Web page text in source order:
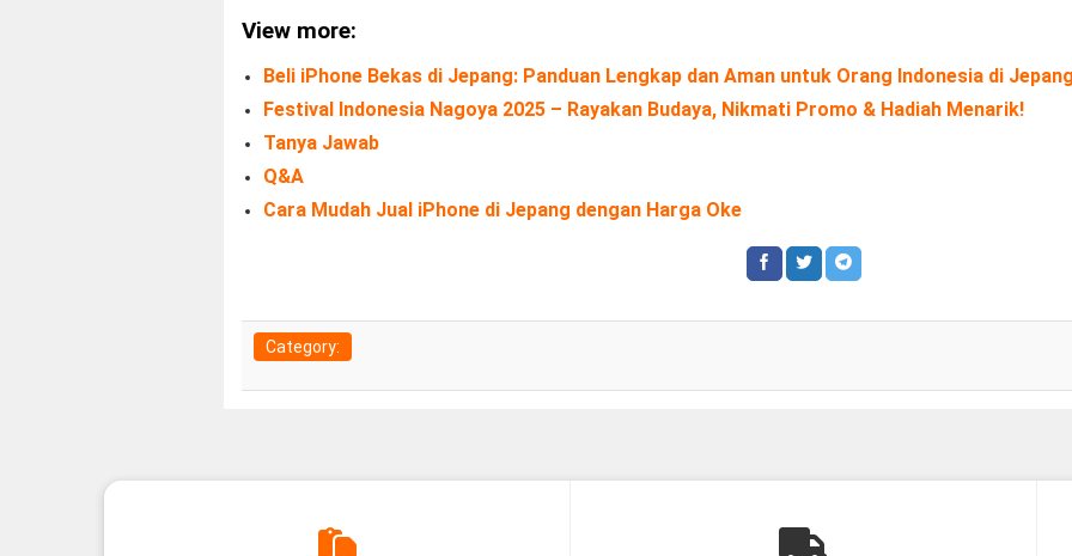
View more:
Beli iPhone Bekas di Jepang: Panduan Lengkap dan Aman untuk Orang Indonesia di
Festival Indonesia Nagoya 2025 – Rayakan Budaya, Nikmati Promo & Hadiah Menarik!
Tanya Jawab
Q&A
Cara Mudah Jual iPhone di Jepang dengan Harga Oke
Category: